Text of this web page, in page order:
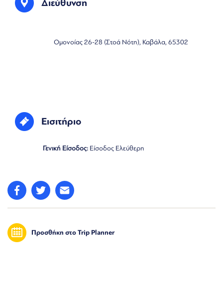
Διεύθυνση
Ομονοίας 26-28 (Στοά Νότη), Καβάλα, 65302
Εισιτήριο
Γενική Είσοδος: Είσοδος Ελεύθερη
Προσθήκη στο Trip Planner